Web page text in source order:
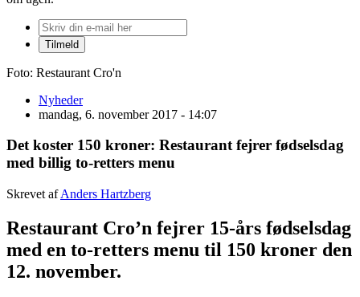
Foto: Restaurant Cro'n
Nyheder
mandag, 6. november 2017 - 14:07
Det koster 150 kroner: Restaurant fejrer fødselsdag
med billig to-retters menu
Skrevet afAnders Hartzberg
Restaurant Cro’n fejrer 15-års fødselsdag
med en to-retters menu til 150 kroner den
12. november.